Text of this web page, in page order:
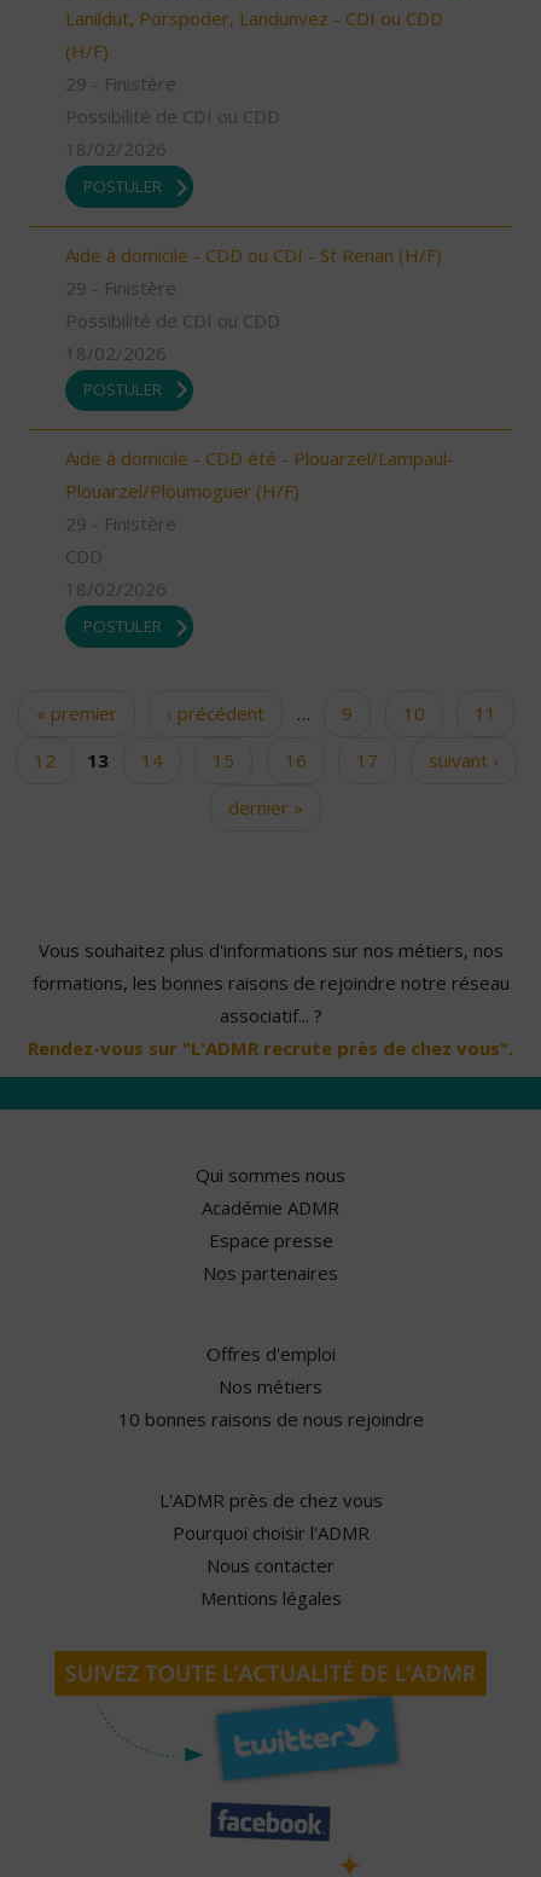
Lanildut, Porspoder, Landunvez - CDI ou CDD
(H/F)
29 - Finistère
Possibilité de CDI ou CDD
18/02/2026
POSTULER
Aide à domicile - CDD ou CDI - St Renan (H/F)
29 - Finistère
Possibilité de CDI ou CDD
18/02/2026
POSTULER
Aide à domicile - CDD été - Plouarzel/Lampaul-
Plouarzel/Ploumoguer (H/F)
29 - Finistère
CDD
18/02/2026
POSTULER
Pages
« premier ‹ précédent … 9 10
11
12
13 14 15 16 17
suivant ›
dernier »
Vous souhaitez plus d'informations sur nos métiers, nos
formations, les bonnes raisons de rejoindre notre réseau
associatif... ?
Rendez-vous sur "L'ADMR recrute près de chez vous".
Qui sommes nous
Académie ADMR
Espace presse
Nos partenaires
Offres d'emploi
Nos métiers
10 bonnes raisons de nous rejoindre
L'ADMR près de chez vous
Pourquoi choisir l'ADMR
Nous contacter
Mentions légales